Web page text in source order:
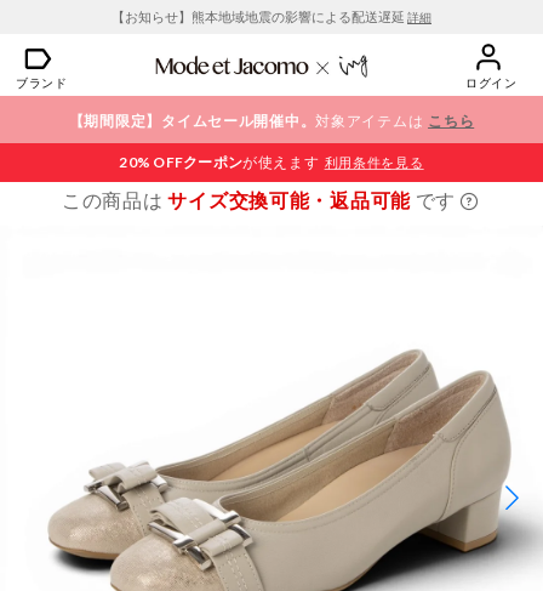
【お知らせ】熊本地域地震の影響による配送遅延 詳細
ブランド ログイン
【期間限定】タイムセール開催中。対象アイテムは こちら
20% OFFクーポンが使えます 利用条件を見る
この商品はサイズ交換可能・返品可能 です